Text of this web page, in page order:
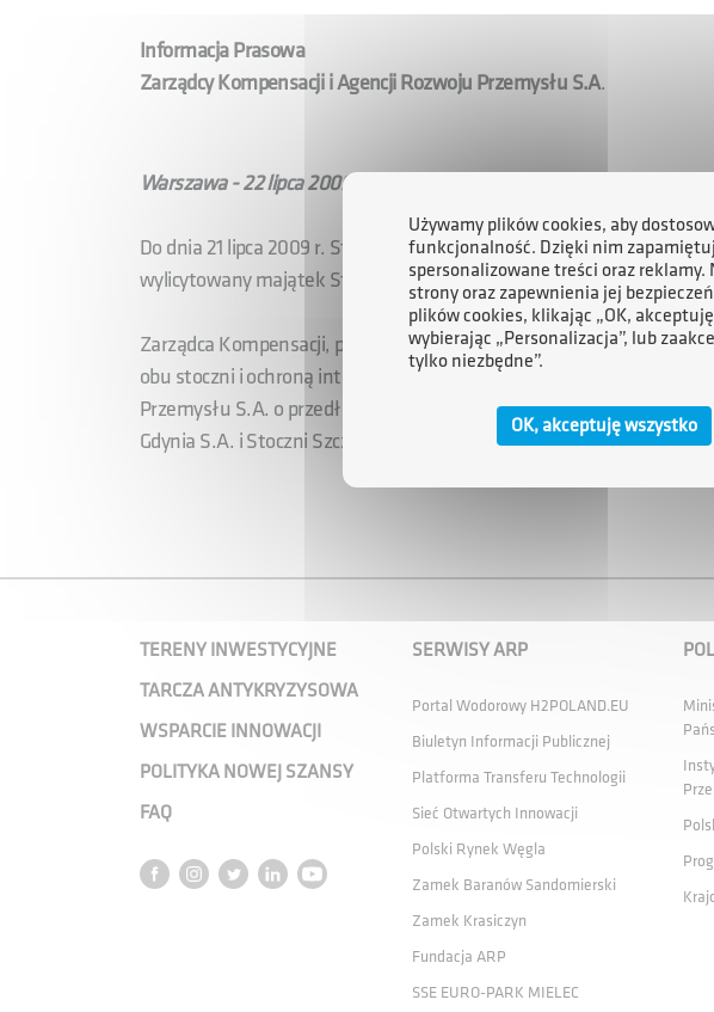
Informacja Prasowa
Zarządcy Kompensacji i Agencji Rozwoju Przemysłu S.A.
Warszawa - 22 lipca 2009 r.
Do dnia 21 lipca 2009 r. Stichting Particulier Fonds Greenrights nie
wylicytowany majątek Stoczni Gdynia S.A. i Stoczni Szczecińskiej
Zarządca Kompensacji, po zapoznaniu się z powodami
obu stoczni i ochroną interesów ich wierzycieli wystąpi niezwłocznie
Przemysłu S.A. o przedłużenie terminu zawarcia umowy
Gdynia S.A. i Stoczni Szczecińskiej Nowa Sp. z o.o. do dnia 17.08.2009 r.
TERENY INWESTYCYJNE
TARCZA ANTYKRYZYSOWA
WSPARCIE INNOWACJI
POLITYKA NOWEJ SZANSY
FAQ
SERWISY ARP
Portal Wodorowy H2POLAND.EU
Biuletyn Informacji Publicznej
Platforma Transferu Technologii
Sieć Otwartych Innowacji
Polski Rynek Węgla
Zamek Baranów Sandomierski
Zamek Krasiczyn
Fundacja ARP
SSE EURO-PARK MIELEC
Używamy plików cookies, aby
funkcjonalność. Dzięki nim
spersonalizowane treści oraz reklamy.
strony oraz zapewnienia jej
plików cookies, klikając „OK,
wybierając „Personalizacja”, lub
tylko niezbędne”.
OK, akceptuję wszystko